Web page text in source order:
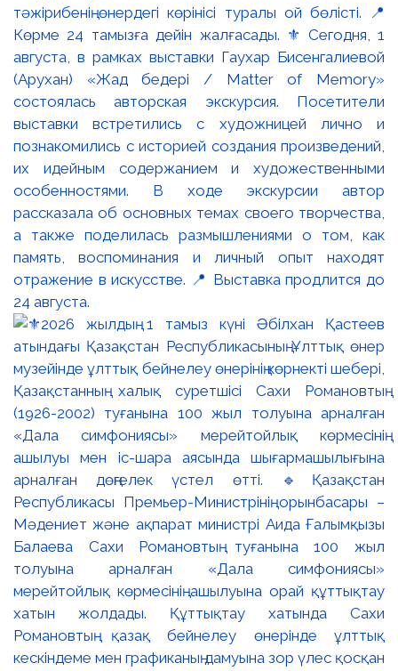
тәжірибенің өнердегі көрінісі туралы ой бөлісті. 📍
Көрме 24 тамызға дейін жалғасады. ⚜️ Сегодня, 1
августа, в рамках выставки Гаухар Бисенгалиевой
(Арухан) «Жад бедері / Matter of Memory»
состоялась авторская экскурсия. Посетители
выставки встретились с художницей лично и
познакомились с историей создания произведений,
их идейным содержанием и художественными
особенностями. В ходе экскурсии автор
рассказала об основных темах своего творчества,
а также поделилась размышлениями о том, как
память, воспоминания и личный опыт находят
отражение в искусстве. 📍 Выставка продлится до
24 августа.